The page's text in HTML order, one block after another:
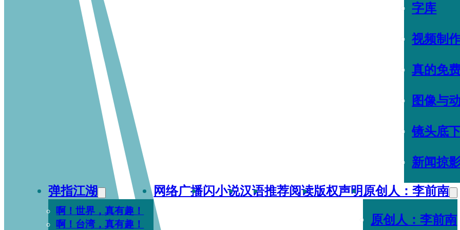
字库
视频制
真的免
图像与
镜头底
新闻掠
弹指江湖
啊！世界，真有趣！
啊！台湾，真有趣！
网络广播闪小说汉语推荐阅读版权声明 原创人：李前南
原创人：李前南